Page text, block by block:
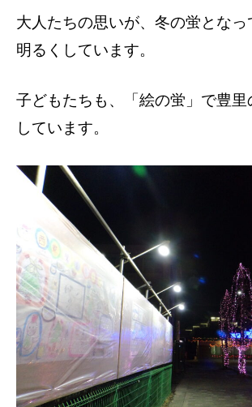
大人たちの思いが、冬の蛍となっ
明るくしています。
子どもたちも、「絵の蛍」で豊里
しています。